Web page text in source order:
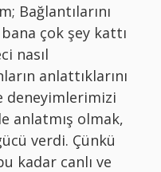
Bağlantılarını
çok şey kattı
nasıl
anlattıklarını
deneyimlerimizi
anlatmış olmak,
verdi. Çünkü
kadar canlı ve